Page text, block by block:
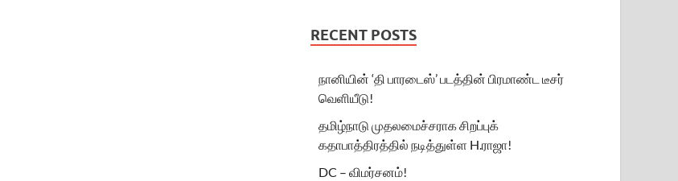
RECENT POSTS
நானியின் ‘தி பாரடைஸ்’ படத்தின் பிரமாண்ட டீசர்
வெளியீடு!
தமிழ்நாடு முதலமைச்சராக சிறப்புக்
கதாபாத்திரத்தில் நடித்துள்ள H.ராஜா!
DC – விமர்சனம்!